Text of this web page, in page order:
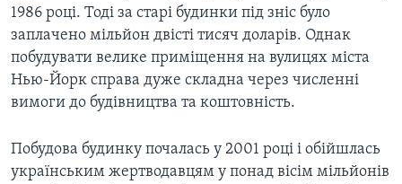
ПОГЛЯД З ВАШИНГТОНА
Мови
1986 році. Тоді за старі будинки під зніс було
заплачено мільйон двісті тисяч доларів. Однак
побудувати велике приміщення на вулицях міста
Нью-Йорк справа дуже складна через численнi
вимоги до будівництва та коштовність.
Побудова будинку почалась у 2001 році i обійшлась
українським жертводавцям у понад вісім мільйонів